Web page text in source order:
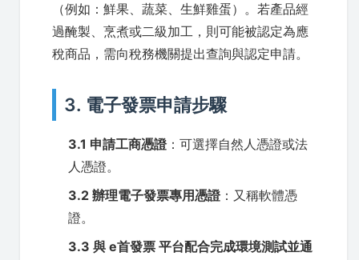
（例如：鮮果、蔬菜、生鮮雞蛋）。若產品經
過醃製、烹煮或二級加工，則可能被認定為應
稅商品，需向稅務機關提出查詢與認定申請。
3. 電子發票申請步驟
3.1 申請工商憑證：可選擇自然人憑證或法
人憑證。
3.2 辦理電子發票專用憑證：又稱軟體憑
證。
3.3 與 e首發票 平台配合完成環境測試並通